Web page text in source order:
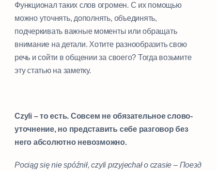
Функционал таких слов огромен. С их помощью
можно уточнять, дополнять, объединять,
подчеркивать важные моменты или обращать
внимание на детали. Хотите разнообразить свою
речь и сойти в общении за своего? Тогда возьмите
эту статью на заметку.
Czyli – то есть. Совсем не обязательное слово-
уточнение, но представить себе разговор без
него абсолютно невозможно.⠀
Pociąg się nie spóźnił, czyli przyjechał o czasie – Поезд